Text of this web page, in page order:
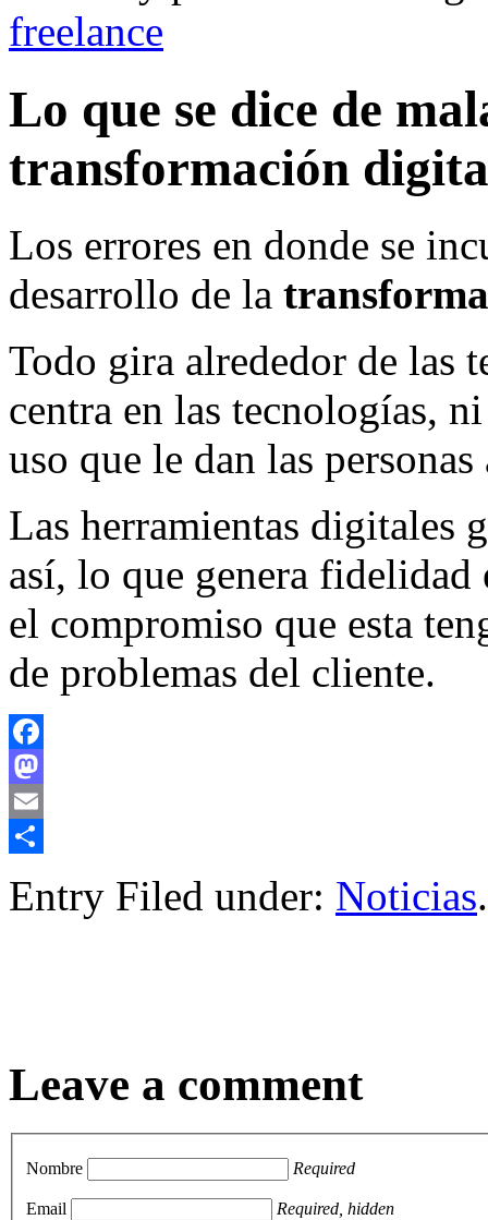
freelance
Lo que se dice de
transformación
Los errores en donde se
desarrollo de la
Todo gira alrededor de las
centra en las tecnologías,
uso que le dan las personas
Las herramientas digitales
así, lo que genera fidelidad
el compromiso que esta
de problemas del cliente.
Facebook
Mastodon
Email
Entry Filed under: Noticias
Leave a comment
Nombre Required
Email Required, hidden